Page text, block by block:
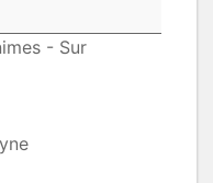
- Sur